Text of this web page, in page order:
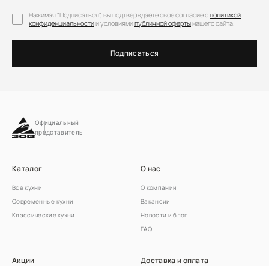
Подписаться
Нажимая "Подписаться", вы подтверждаете свое согласие сполитикой
конфиденциальностии условиямипубличной офертынашего сайта.
Официальный
представитель
Каталог
Все кухни
Современные кухни
Классические кухни
О нас
О компании
Вакансии
Новости и блог
FAQ
Акции Доставка и оплата